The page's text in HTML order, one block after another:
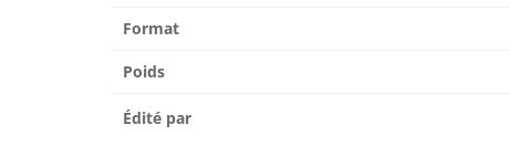
Format
Poids
Édité par